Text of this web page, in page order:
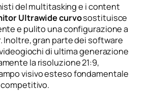
del multitasking e i content
Ultrawide curvosostituisce
e pulito una configurazione a
Inoltre, gran parte dei software
di ultima generazione
la risoluzione 21:9,
visivo esteso fondamentale